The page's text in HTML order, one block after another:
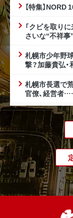
【特集】
「クビを取り
さいな“不祥事
札幌市少年野
撃？加藤貴弘
札幌市長選で
官僚、経営者